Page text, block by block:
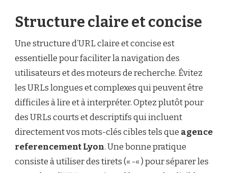
Structure claire et concise
Une structure d’URL claire et concise est
essentielle pour faciliter la navigation des
utilisateurs et des moteurs de recherche. Évitez
les URLs longues et complexes qui peuvent être
difficiles à lire et à interpréter. Optez plutôt pour
des URLs courts et descriptifs qui incluent
directement vos mots-clés cibles tels que agence
referencement Lyon. Une bonne pratique
consiste à utiliser des tirets (« -« ) pour séparer les